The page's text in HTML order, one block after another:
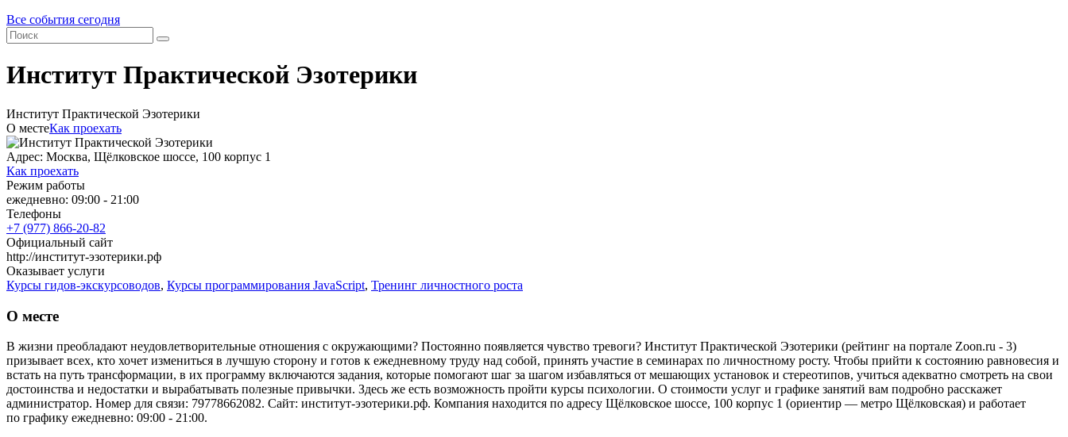
Все события сегодня
Институт Практической Эзотерики
Институт Практической Эзотерики
О местеКак проехать
Адрес: Москва, Щёлковское шоссе, 100 корпус 1
Как проехать
Режим работы
ежедневно: 09:00 - 21:00
Телефоны
+7 (977) 866-20-82
Официальный сайт
http://институт-эзотерики.рф
Оказывает услуги
Курсы гидов-экскурсоводов, Курсы программирования JavaScript, Тренинг личностного роста
О месте
В жизни преобладают неудовлетворительные отношения с окружающими? Постоянно появляется чувство тревоги? Институт Практической Эзотерики (рейтинг на портале Zoon.ru - 3)
призывает всех, кто хочет измениться в лучшую сторону и готов к ежедневному труду над собой, принять участие в семинарах по личностному росту. Чтобы прийти к состоянию равновесия и
встать на путь трансформации, в их программу включаются задания, которые помогают шаг за шагом избавляться от мешающих установок и стереотипов, учиться адекватно смотреть на свои
достоинства и недостатки и вырабатывать полезные привычки. Здесь же есть возможность пройти курсы психологии. О стоимости услуг и графике занятий вам подробно расскажет
администратор. Номер для связи: 79778662082. Сайт: институт-эзотерики.рф. Компания находится по адресу Щёлковское шоссе, 100 корпус 1 (ориентир — метро Щёлковская) и работает
по графику ежедневно: 09:00 - 21:00.